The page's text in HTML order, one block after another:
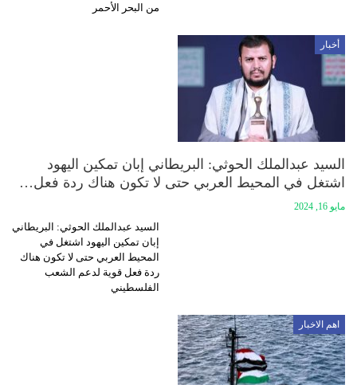
من البحر الأحمر
أخبار
السيد عبدالملك الحوثي: البريطاني إبان تمكين اليهود
اشتغل في المحيط العربي حتى لا تكون هناك ردة فعل…
مايو 16, 2024
السيد عبدالملك الحوثي: البريطاني
إبان تمكين اليهود اشتغل في
المحيط العربي حتى لا تكون هناك
ردة فعل قوية لدعم الشعب
الفلسطيني
اهم الاخبار